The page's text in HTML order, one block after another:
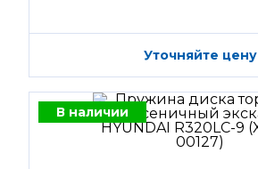
Уточняйте цену
В наличии